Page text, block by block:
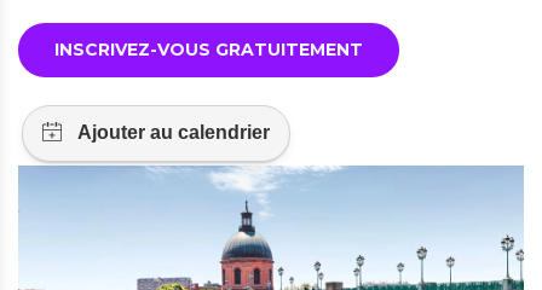
INSCRIVEZ-VOUS GRATUITEMENT